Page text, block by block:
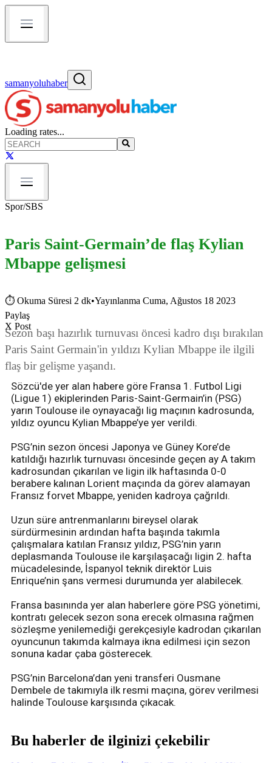
samanyoluhaber
Loading rates...
Spor/SBS
Paris Saint-Germain’de flaş Kylian
Mbappe gelişmesi
⏱ Okuma Süresi 2 dk•Yayınlanma Cuma, Ağustos 18 2023
Paylaş
X Post
Sezon başı hazırlık turnuvası öncesi kadro dışı bırakılan
Paris Saint Germain'in yıldızı Kylian Mbappe ile ilgili
flaş bir gelişme yaşandı.
Sözcü'de yer alan habere göre Fransa 1. Futbol Ligi
(Ligue 1) ekiplerinden Paris-Saint-Germain’in (PSG)
yarın Toulouse ile oynayacağı lig maçının kadrosunda,
yıldız oyuncu Kylian Mbappe’ye yer verildi.
PSG’nin sezon öncesi Japonya ve Güney Kore’de
katıldığı hazırlık turnuvası öncesinde geçen ay A takım
kadrosundan çıkarılan ve ligin ilk haftasında 0-0
berabere kalınan Lorient maçında da görev alamayan
Fransız forvet Mbappe, yeniden kadroya çağrıldı.
Uzun süre antrenmanlarını bireysel olarak
sürdürmesinin ardından hafta başında takımla
çalışmalara katılan Fransız yıldız, PSG’nin yarın
deplasmanda Toulouse ile karşılaşacağı ligin 2. hafta
mücadelesinde, İspanyol teknik direktör Luis
Enrique’nin şans vermesi durumunda yer alabilecek.
Fransa basınında yer alan haberlere göre PSG yönetimi,
kontratı gelecek sezon sona erecek olmasına rağmen
sözleşme yenilemediği gerekçesiyle kadrodan çıkarılan
oyuncunun takımda kalmaya ikna edilmesi için sezon
sonuna kadar çaba gösterecek.
PSG’nin Barcelona’dan yeni transferi Ousmane
Dembele de takımıyla ilk resmi maçına, görev verilmesi
halinde Toulouse karşısında çıkacak.
Bu haberler de ilginizi çekebilir